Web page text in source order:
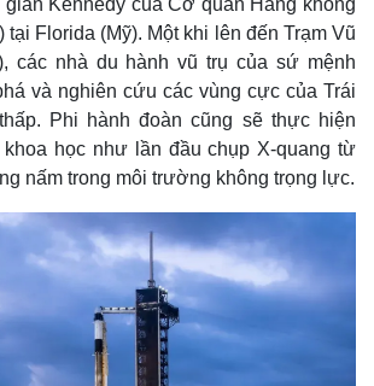
i
n
gian Kennedy của Cơ quan Hàng không
tại Florida (Mỹ). Một khi lên đến Trạm Vũ
các nhà du hành vũ trụ của sứ mệnh
và nghiên cứu các vùng cực của Trái
Phi hành đoàn cũng sẽ thực hiện
khoa học như lần đầu chụp X-quang từ
nấm trong môi trường không trọng lực.